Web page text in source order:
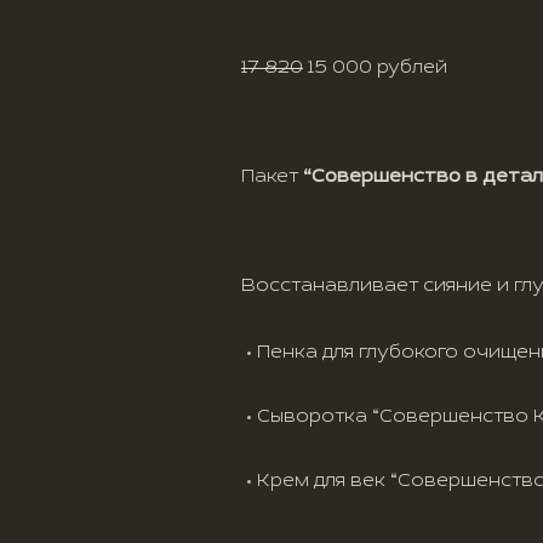
17 820 15 000 рублей
Пакет “Совершенство в
Восстанавливает сияние и
Пенка для глубокого
Сыворотка “Совершенство
Крем для век